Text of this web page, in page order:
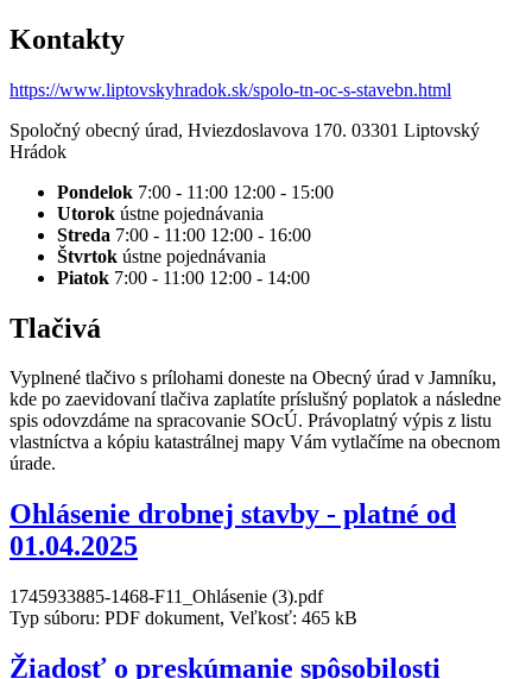
Kontakty
https://www.liptovskyhradok.sk/spolo-tn-oc-s-stavebn.html
Spoločný obecný úrad, Hviezdoslavova 170. 03301 Liptovský
Hrádok
Pondelok 7:00 - 11:00 12:00 - 15:00
Utorok ústne pojednávania
Streda 7:00 - 11:00 12:00 - 16:00
Štvrtok ústne pojednávania
Piatok 7:00 - 11:00 12:00 - 14:00
Tlačivá
Vyplnené tlačivo s prílohami doneste na Obecný úrad v Jamníku,
kde po zaevidovaní tlačiva zaplatíte príslušný poplatok a následne
spis odovzdáme na spracovanie SOcÚ. Právoplatný výpis z listu
vlastníctva a kópiu katastrálnej mapy Vám vytlačíme na obecnom
úrade.
Ohlásenie drobnej stavby - platné od
01.04.2025
1745933885-1468-F11_Ohlásenie (3).pdf
Typ súboru: PDF dokument, Veľkosť: 465 kB
Žiadosť o preskúmanie spôsobilosti